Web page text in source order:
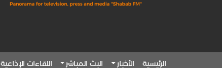
الرئيسية الأخبار البث المباشر اللقاءات الإذاعية